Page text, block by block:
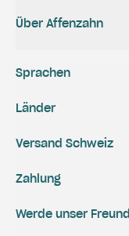
Über Affenzahn
Versand Schweiz
Zahlung
Werde unser Freund
Sprachen
Länder